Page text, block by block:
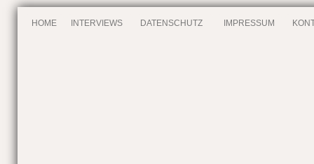
HOME INTERVIEWS DATENSCHUTZ IMPRESSUM